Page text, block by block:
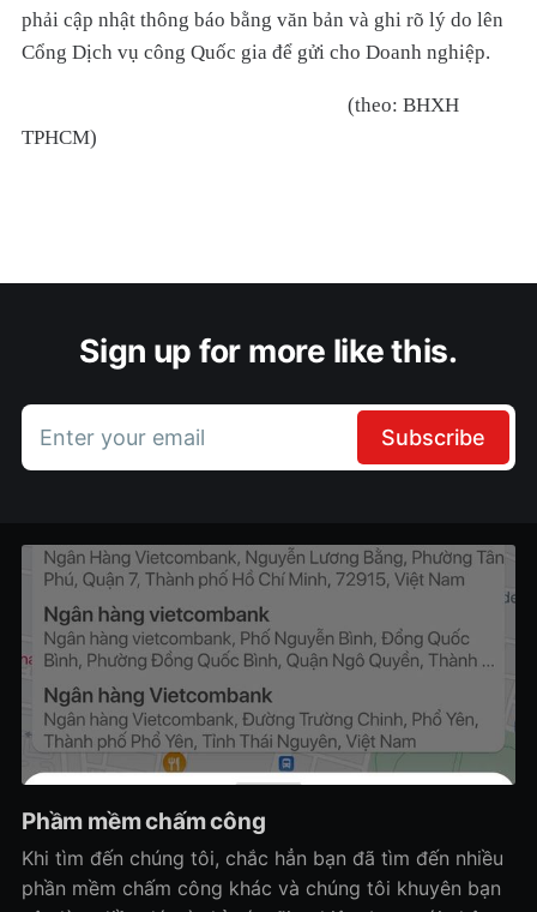
phải cập nhật thông báo bằng văn bản và ghi rõ lý do lên
Cổng Dịch vụ công Quốc gia để gửi cho Doanh nghiệp.
(theo: BHXH
TPHCM)
Sign up for more like this.
Enter your email Subscribe
Phầm mềm chấm công
Khi tìm đến chúng tôi, chắc hẳn bạn đã tìm đến nhiều
phần mềm chấm công khác và chúng tôi khuyên bạn